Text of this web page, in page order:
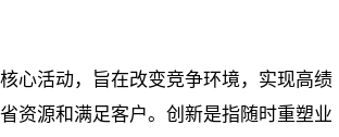
心活动，旨在改变竞争环境，实现高绩
资源和满足客户。创新是指随时重塑业